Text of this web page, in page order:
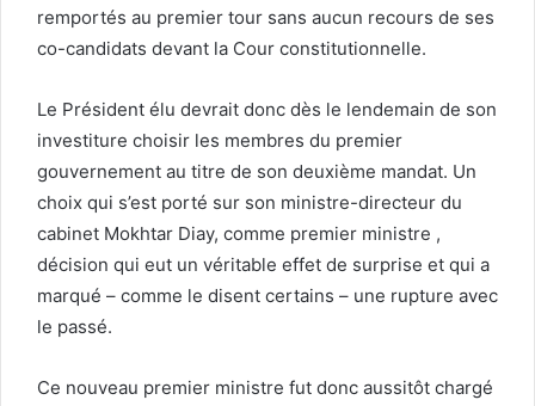
remportés au premier tour sans aucun recours de ses
co-candidats devant la Cour constitutionnelle.
Le Président élu devrait donc dès le lendemain de son
investiture choisir les membres du premier
gouvernement au titre de son deuxième mandat. Un
choix qui s’est porté sur son ministre-directeur du
cabinet Mokhtar Diay, comme premier ministre ,
décision qui eut un véritable effet de surprise et qui a
marqué – comme le disent certains – une rupture avec
le passé.
Ce nouveau premier ministre fut donc aussitôt chargé